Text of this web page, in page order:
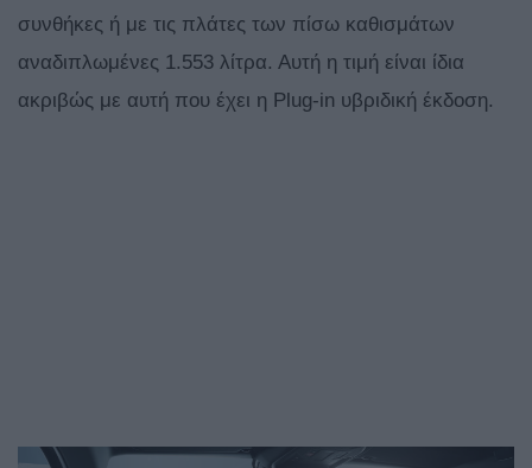
συνθήκες ή με τις πλάτες των πίσω καθισμάτων
αναδιπλωμένες 1.553 λίτρα. Αυτή η τιμή είναι ίδια
ακριβώς με αυτή που έχει η Plug-in υβριδική έκδοση.